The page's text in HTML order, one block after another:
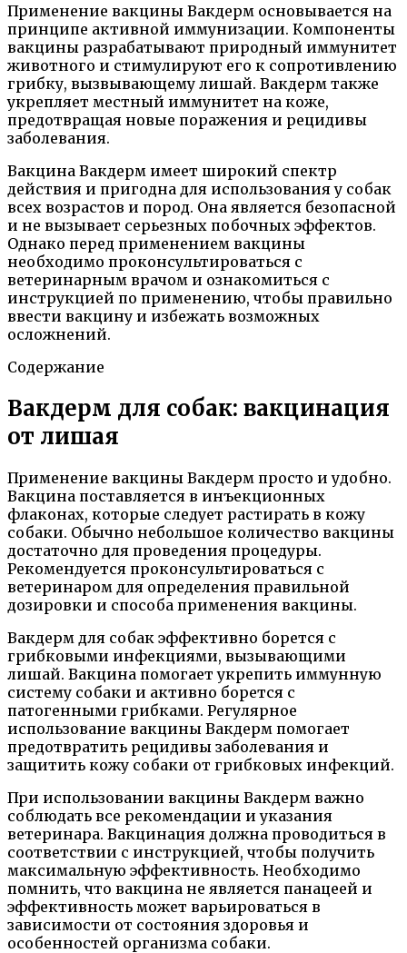
Применение вакцины Вакдерм основывается на
принципе активной иммунизации. Компоненты
вакцины разрабатывают природный иммунитет
животного и стимулируют его к сопротивлению
грибку, вызвывающему лишай. Вакдерм также
укрепляет местный иммунитет на коже,
предотвращая новые поражения и рецидивы
заболевания.
Вакцина Вакдерм имеет широкий спектр
действия и пригодна для использования у собак
всех возрастов и пород. Она является безопасной
и не вызывает серьезных побочных эффектов.
Однако перед применением вакцины
необходимо проконсультироваться с
ветеринарным врачом и ознакомиться с
инструкцией по применению, чтобы правильно
ввести вакцину и избежать возможных
осложнений.
Содержание
Вакдерм для собак: вакцинация
от лишая
Применение вакцины Вакдерм просто и удобно.
Вакцина поставляется в инъекционных
флаконах, которые следует растирать в кожу
собаки. Обычно небольшое количество вакцины
достаточно для проведения процедуры.
Рекомендуется проконсультироваться с
ветеринаром для определения правильной
дозировки и способа применения вакцины.
Вакдерм для собак эффективно борется с
грибковыми инфекциями, вызывающими
лишай. Вакцина помогает укрепить иммунную
систему собаки и активно борется с
патогенными грибками. Регулярное
использование вакцины Вакдерм помогает
предотвратить рецидивы заболевания и
защитить кожу собаки от грибковых инфекций.
При использовании вакцины Вакдерм важно
соблюдать все рекомендации и указания
ветеринара. Вакцинация должна проводиться в
соответствии с инструкцией, чтобы получить
максимальную эффективность. Необходимо
помнить, что вакцина не является панацеей и
эффективность может варьироваться в
зависимости от состояния здоровья и
особенностей организма собаки.